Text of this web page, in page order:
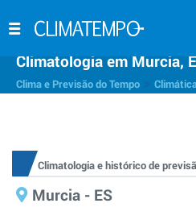
Climatologia em Murcia,
Clima e Previsão do Tempo
Climatologia e histórico de
Murcia - ES